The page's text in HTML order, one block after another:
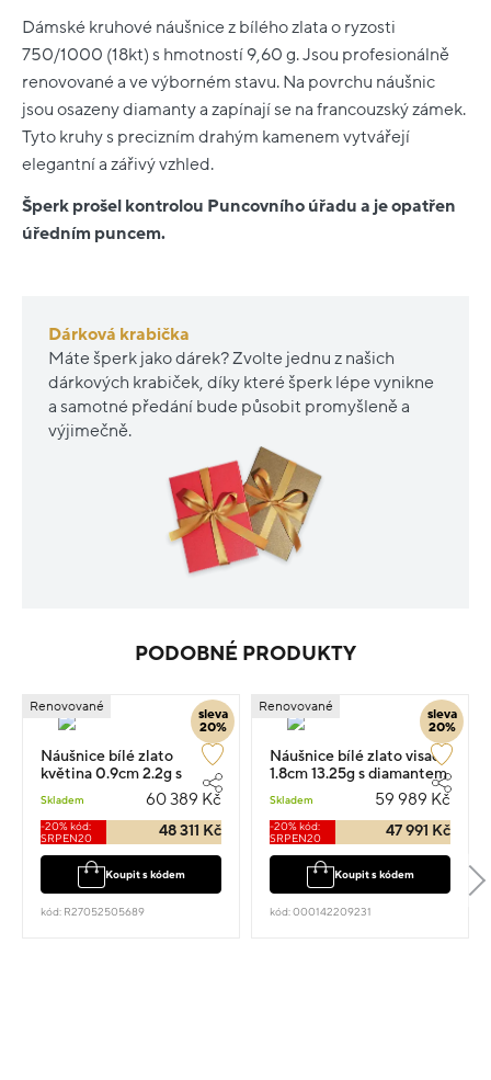
Dámské kruhové náušnice z bílého zlata o ryzosti
750/1000 (18kt) s hmotností 9,60 g. Jsou profesionálně
renovované a ve výborném stavu. Na povrchu náušnic
jsou osazeny diamanty a zapínají se na francouzský zámek.
Tyto kruhy s precizním drahým kamenem vytvářejí
elegantní a zářivý vzhled.
Šperk prošel kontrolou Puncovního úřadu a je opatřen
úředním puncem.
Dárková krabička
Máte šperk jako dárek? Zvolte jednu z našich
dárkových krabiček, díky které šperk lépe vynikne
a samotné předání bude působit promyšleně a
výjimečně.
PODOBNÉ PRODUKTY
sleva
20%
Renovované
Náušnice bílé zlato
květina 0.9cm 2.2g s
diamantem 0.800ct
Skladem 60 389 Kč
-20% kód:
SRPEN20
48 311 Kč
Koupit s kódem
kód: R27052505689
sleva
20%
Renovované
Náušnice bílé zlato visací
1.8cm 13.25g s diamantem
Skladem 59 989 Kč
-20% kód:
SRPEN20
47 991 Kč
Koupit s kódem
kód: 000142209231